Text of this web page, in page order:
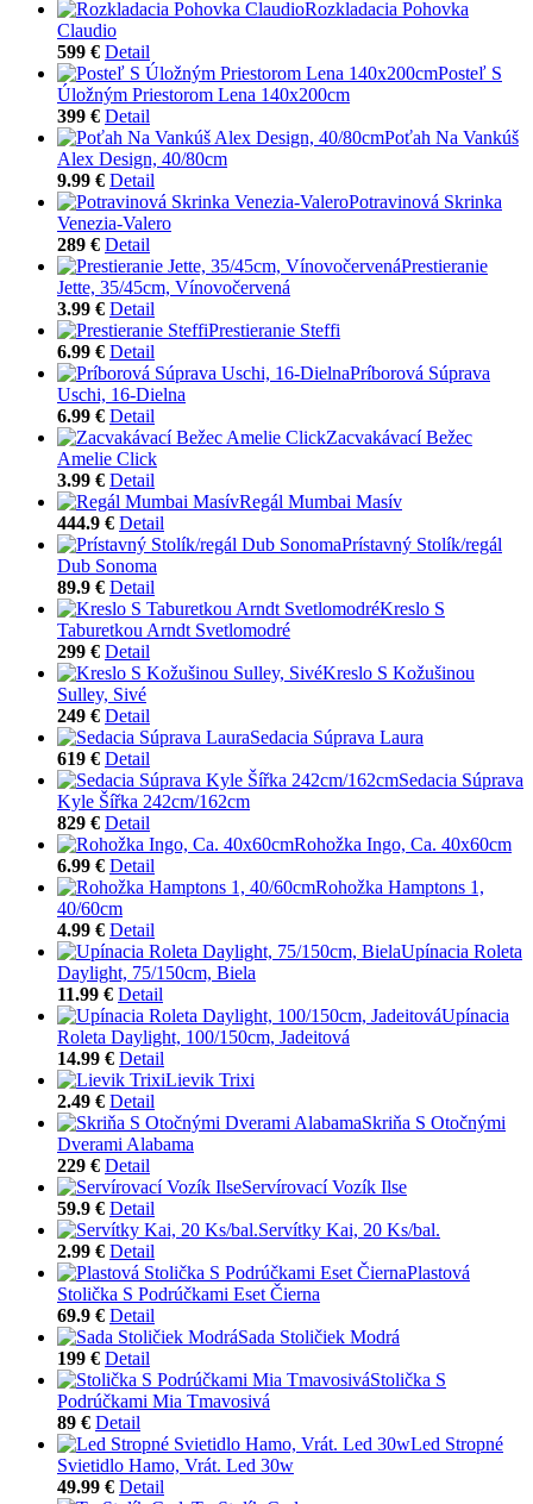
Rozkladacia Pohovka
Claudio
599 € Detail
Posteľ S
Úložným Priestorom Lena 140x200cm
399 € Detail
Poťah Na Vankúš
Alex Design, 40/80cm
9.99 € Detail
Potravinová Skrinka
Venezia-Valero
289 € Detail
Prestieranie
Jette, 35/45cm, Vínovočervená
3.99 € Detail
Prestieranie Steffi
6.99 € Detail
Príborová Súprava
Uschi, 16-Dielna
6.99 € Detail
Zacvakávací Bežec
Amelie Click
3.99 € Detail
Regál Mumbai Masív
444.9 € Detail
Prístavný Stolík/regál
Dub Sonoma
89.9 € Detail
Kreslo S
Taburetkou Arndt Svetlomodré
299 € Detail
Kreslo S Kožušinou
Sulley, Sivé
249 € Detail
Sedacia Súprava Laura
619 € Detail
Sedacia Súprava
Kyle Šířka 242cm/162cm
829 € Detail
Rohožka Ingo, Ca. 40x60cm
6.99 € Detail
Rohožka Hamptons 1,
40/60cm
4.99 € Detail
Upínacia Roleta
Daylight, 75/150cm, Biela
11.99 € Detail
Upínacia
Roleta Daylight, 100/150cm, Jadeitová
14.99 € Detail
Lievik Trixi
2.49 € Detail
Skriňa S Otočnými
Dverami Alabama
229 € Detail
Servírovací Vozík Ilse
59.9 € Detail
Servítky Kai, 20 Ks/bal.
2.99 € Detail
Plastová
Stolička S Podrúčkami Eset Čierna
69.9 € Detail
Sada Stoličiek Modrá
199 € Detail
Stolička S
Podrúčkami Mia Tmavosivá
89 € Detail
Led Stropné
Svietidlo Hamo, Vrát. Led 30w
49.99 € Detail